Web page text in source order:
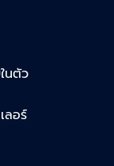
นตัว
ลอร์